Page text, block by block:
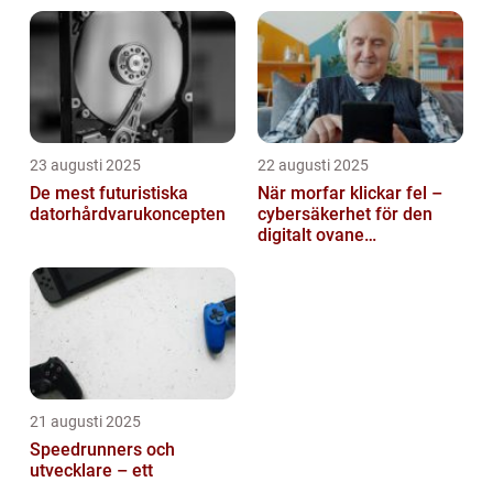
23 augusti 2025
De mest futuristiska
datorhårdvarukoncepten
22 augusti 2025
När morfar klickar fel –
cybersäkerhet för den
digitalt ovane
21 augusti 2025
Speedrunners och
utvecklare – ett